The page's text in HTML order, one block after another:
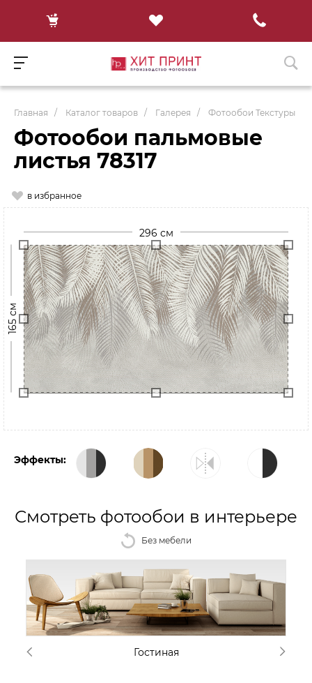
Главная / Каталог товаров / Галерея / Фотообои Текстуры
Фотообои пальмовые
листья 78317
в избранное
296 см
165 см
Эффекты:
Смотреть фотообои в интерьере
Без мебели
Гостиная